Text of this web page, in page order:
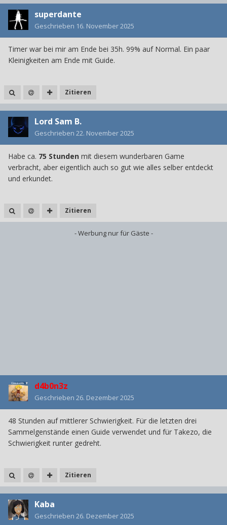
superdante
Geschrieben 16. November 2025
Timer war bei mir am Ende bei 35h. 99% auf Normal. Ein paar
Kleinigkeiten am Ende mit Guide.
Zitieren
Lord Sam B.
Geschrieben 22. November 2025
Habe ca. 75 Stunden mit diesem wunderbaren Game
verbracht, aber eigentlich auch so gut wie alles selber entdeckt
und erkundet.
Zitieren
- Werbung nur für Gäste -
d4b0n3z
Geschrieben 26. Dezember 2025
48 Stunden auf mittlerer Schwierigkeit. Für die letzten drei
Sammelgenstände einen Guide verwendet und für Takezo, die
Schwierigkeit runter gedreht.
Zitieren
Kaba
Geschrieben 26. Dezember 2025